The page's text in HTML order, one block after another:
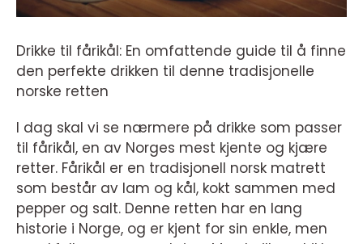
Drikke til fårikål: En omfattende guide til å finne
den perfekte drikken til denne tradisjonelle
norske retten
I dag skal vi se nærmere på drikke som passer
til fårikål, en av Norges mest kjente og kjære
retter. Fårikål er en tradisjonell norsk matrett
som består av lam og kål, kokt sammen med
pepper og salt. Denne retten har en lang
historie i Norge, og er kjent for sin enkle, men